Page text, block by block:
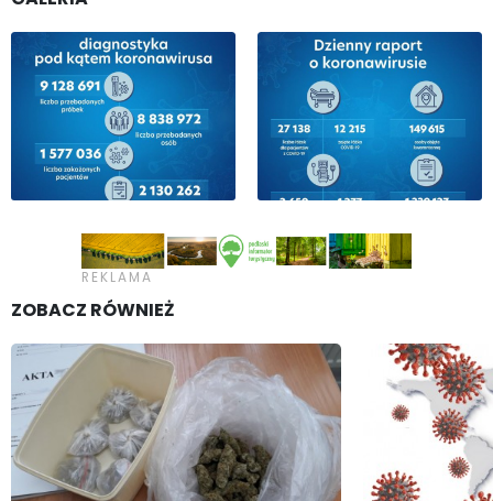
ZOBACZ RÓWNIEŻ